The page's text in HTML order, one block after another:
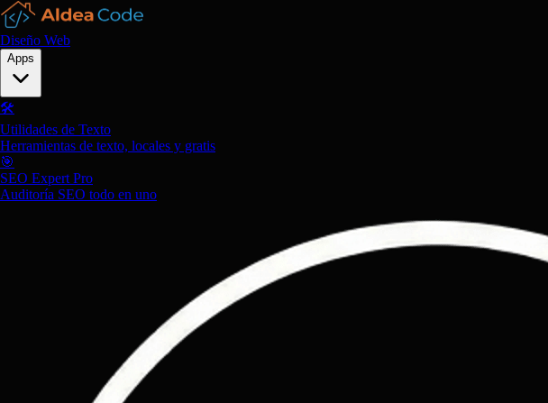
Diseño Web
Apps
🛠️
Utilidades de Texto
Herramientas de texto, locales y gratis
🎯
SEO Expert Pro
Auditoría SEO todo en uno